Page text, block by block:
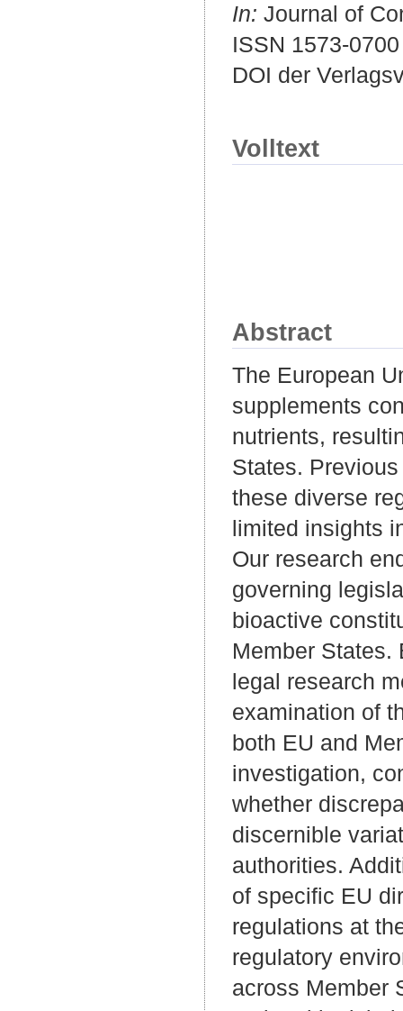
In: Journal of
ISSN 1573-0700
DOI der
Volltext
Abstract
The European
supplements
nutrients,
States.
these diverse
limited insights
Our research
governing
bioactive
Member States.
legal research
examination of
both EU and
investigation,
whether
discernible
authorities.
of specific EU
regulations at
regulatory
across Member